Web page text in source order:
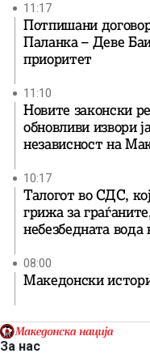
11:17
Потпишани
Паланка – Деве
приоритет
11:10
Новите законски
обновливи извори
независност на
10:17
Талогот во СДС,
грижа за
небезбедната вода
08:00
Македонски
За нас